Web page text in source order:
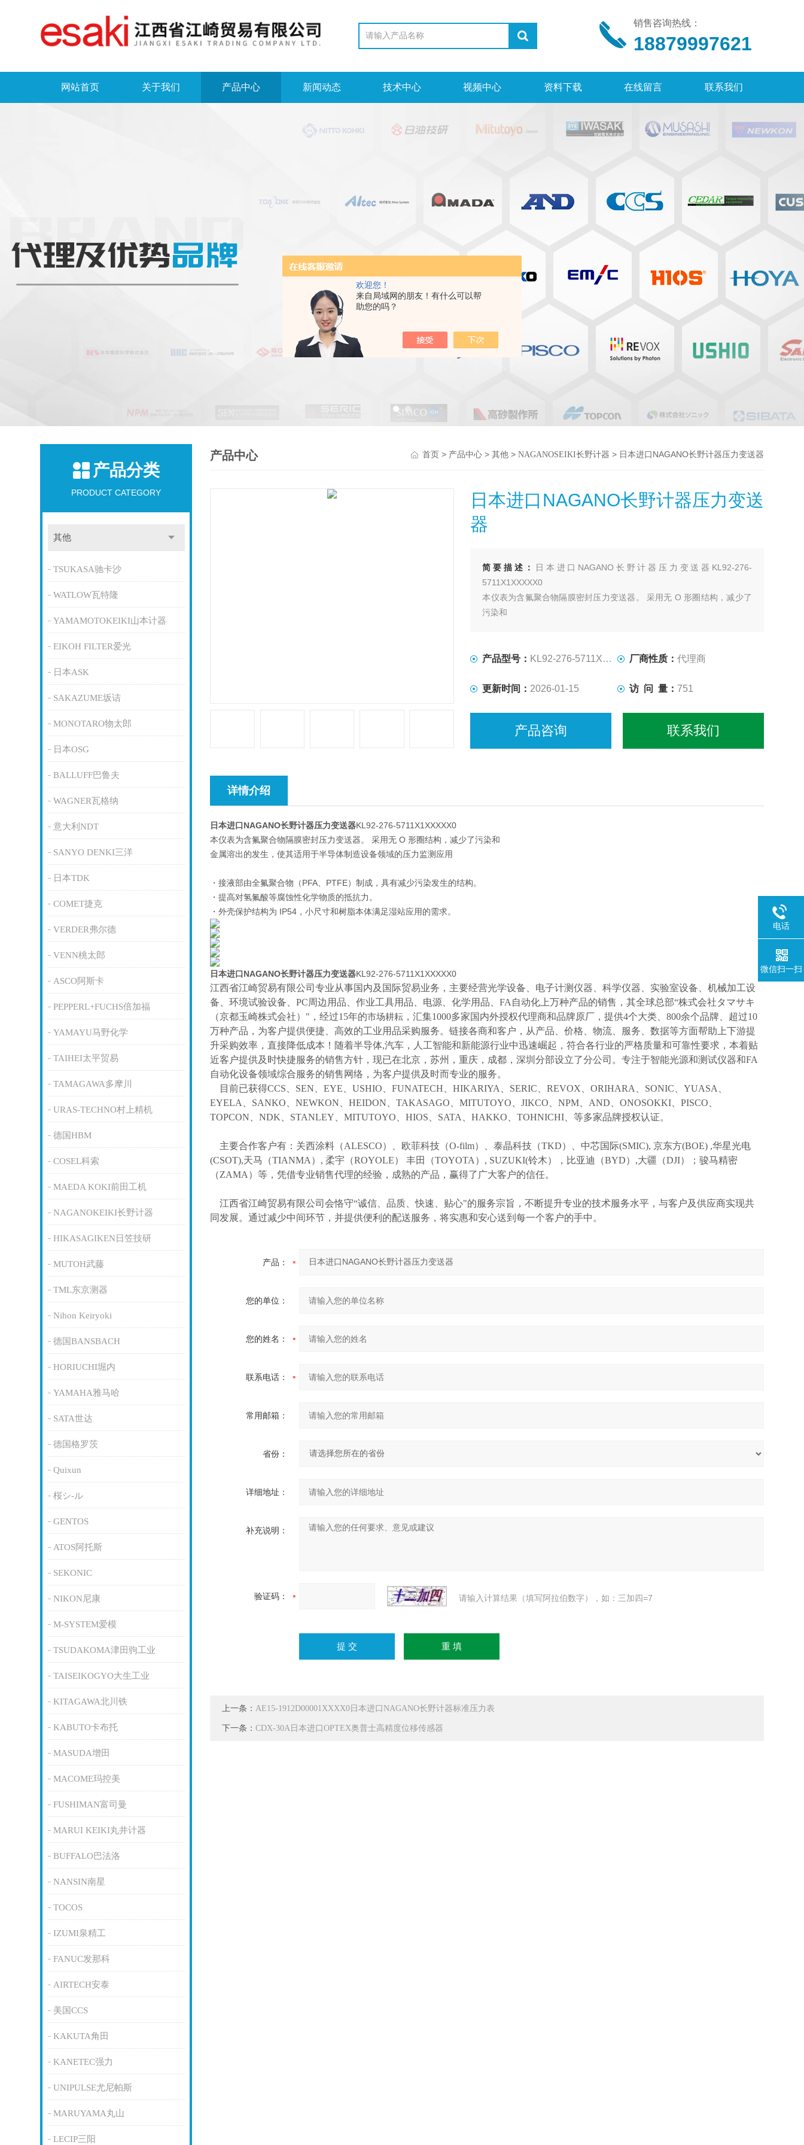
欢迎您！
来自局域网的朋友！有什么可以帮
助您的吗？
销售咨询热线：
18879997621
网站首页 关于我们 产品中心 新闻动态 技术中心 视频中心 资料下载 在线留言 联系我们
产品分类
PRODUCT CATEGORY
其他
TSUKASA驰卡沙
WATLOW瓦特隆
YAMAMOTOKEIKI山本计器
EIKOH FILTER爱光
日本ASK
SAKAZUME坂诘
MONOTARO物太郎
日本OSG
BALLUFF巴鲁夫
WAGNER瓦格纳
意大利NDT
SANYO DENKI三洋
日本TDK
COMET捷克
VERDER弗尔德
VENN桃太郎
ASCO阿斯卡
PEPPERL+FUCHS倍加福
YAMAYU马野化学
TAIHEI太平贸易
TAMAGAWA多摩川
URAS-TECHNO村上精机
德国HBM
COSEL科索
MAEDA KOKI前田工机
NAGANOKEIKI长野计器
HIKASAGIKEN日笠技研
MUTOH武藤
TML东京测器
Nihon Keiryoki
德国BANSBACH
HORIUCHI堀内
YAMAHA雅马哈
SATA世达
德国格罗茨
Quixun
桜シ-ル
GENTOS
ATOS阿托斯
SEKONIC
NIKON尼康
M-SYSTEM爱模
TSUDAKOMA津田驹工业
TAISEIKOGYO大生工业
KITAGAWA北川铁
KABUTO卡布托
MASUDA增田
MACOME玛控美
FUSHIMAN富司曼
MARUI KEIKI丸井计器
BUFFALO巴法洛
NANSIN南星
TOCOS
IZUMI泉精工
FANUC发那科
AIRTECH安泰
美国CCS
KAKUTA角田
KANETEC强力
UNIPULSE尤尼帕斯
MARUYAMA丸山
LECIP三阳
产品中心 首页> 产品中心> 其他> NAGANOSEIKI长野计器 > 日本进口NAGANO长野计器压力变送器
日本进口NAGANO长野计器压力变送
器
简要描述：
日本进口NAGANO长野计器压力变送器KL92-276-
5711X1XXXXX0
本仪表为含氟聚合物隔膜密封压力变送器。 采用无 O 形圈结构，减少了
污染和
产品型号： KL92-276-5711X1XXXXX0 厂商性质： 代理商
更新时间： 2026-01-15 访 问 量： 751
产品咨询 联系我们
详情介绍
日本进口NAGANO长野计器压力变送器KL92-276-5711X1XXXXX0
本仪表为含氟聚合物隔膜密封压力变送器。 采用无 O 形圈结构，减少了污染和
金属溶出的发生，使其适用于半导体制造设备领域的压力监测应用
・接液部由全氟聚合物（PFA、PTFE）制成，具有减少污染发生的结构。
・提高对氢氟酸等腐蚀性化学物质的抵抗力。
・外壳保护结构为 IP54，小尺寸和树脂本体满足湿站应用的需求。
日本进口NAGANO长野计器压力变送器KL92-276-5711X1XXXXX0
江西省江崎贸易有限公司专业从事国内及国际贸易业务，主要经营光学设备、电子计测仪器、科学仪器、实验室设备、机械加工设
备、环境试验设备、PC周边用品、作业工具用品、电源、化学用品、FA自动化上万种产品的销售，其全球总部“株式会社タマサキ
（京都玉崎株式会社）"，经过15年的市场耕耘 ，汇集1000多家国内外授权代理商和品牌原厂，提供4个大类、800余个品牌、超过10
万种产品，为客户提供便捷、高效的工业用品采购服务。链接各商和客户，从产品、价格、物流、服务、数据等方面帮助上下游提
升采购效率，直接降低成本！随着半导体,汽车，人工智能和新能源行业中迅速崛起，符合各行业的严格质量和可靠性要求，本着贴
近客户提供及时快捷服务的销售方针，现已在北京，苏州，重庆，成都，深圳分部设立了分公司。专注于智能光源和测试仪器和FA
自动化设备领域综合服务的销售网络，为客户提供及时而专业的服务。
目前已获得CCS、SEN、EYE、USHIO、FUNATECH、HIKARIYA、SERIC、REVOX、ORIHARA、SONIC、YUASA、
EYELA、SANKO、NEWKON、HEIDON、TAKASAGO、MITUTOYO、JIKCO、NPM、AND、ONOSOKKI、PISCO、
TOPCON、NDK、STANLEY、MITUTOYO、HIOS、SATA、HAKKO、TOHNICHI、等多家品牌授权认证。
主要合作客户有：关西涂料（ALESCO）、欧菲科技（O-film）、泰晶科技（TKD）、中芯国际(SMIC), 京东方(BOE) ,华星光电
(CSOT),天马（TIANMA）, 柔宇（ROYOLE） 丰田（TOYOTA）, SUZUKI(铃木），比亚迪（BYD）,大疆（DJI）；骏马精密
（ZAMA）等，凭借专业销售代理的经验，成熟的产品，赢得了广大客户的信任。
江西省江崎贸易有限公司会恪守“诚信、品质、快速、贴心"的服务宗旨，不断提升专业的技术服务水平，与客户及供应商实现共
同发展。通过减少中间环节，并提供便利的配送服务，将实惠和安心送到每一个客户的手中。
产品：
您的单位：
您的姓名：
联系电话：
常用邮箱：
省份：
详细地址：
补充说明：
验证码： 请输入计算结果（填写阿拉伯数字），如：三加四=7
上一条： AE15-1912D00001XXXX0日本进口NAGANO长野计器标准压力表
下一条：CDX-30A日本进口OPTEX奥普士高精度位移传感器
电话
微信扫一扫